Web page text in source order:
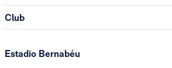
Club
Estadio Bernabéu